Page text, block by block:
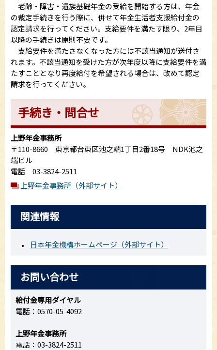
老齢・障害・遺族基礎年金の受給を開始する方は、年金
の裁定手続きを行う際に、併せて年金生活者支援給付金の
認定請求を行ってください。支給要件を満たす限り、2年目
以降の手続きは原則不要です。
支給要件を満たさなくなった方には不該当通知が送付さ
れます。不該当通知を受けた方が次年度以降に支給要件を満
たすこととなり再度給付を希望される場合は、改めて認定
請求を行ってください。
手続き・問合せ
上野年金事務所
〒110-8660 東京都台東区池之端1丁目2番18号 NDK池之
端ビル
電話 03-3824-2511
上野年金事務所（外部サイト）
関連情報
日本年金機構ホームページ（外部サイト）
お問い合わせ
給付金専用ダイヤル
電話：0570-05-4092
上野年金事務所
電話：03-3824-2511